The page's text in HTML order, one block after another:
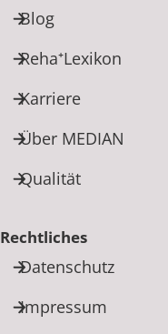
Blog
Reha⁺Lexikon
Karriere
Über MEDIAN
Qualität
Rechtliches
Datenschutz
Impressum